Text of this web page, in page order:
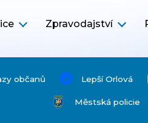
Zpravodajství
občanů Lepší Orlová
Městská policie